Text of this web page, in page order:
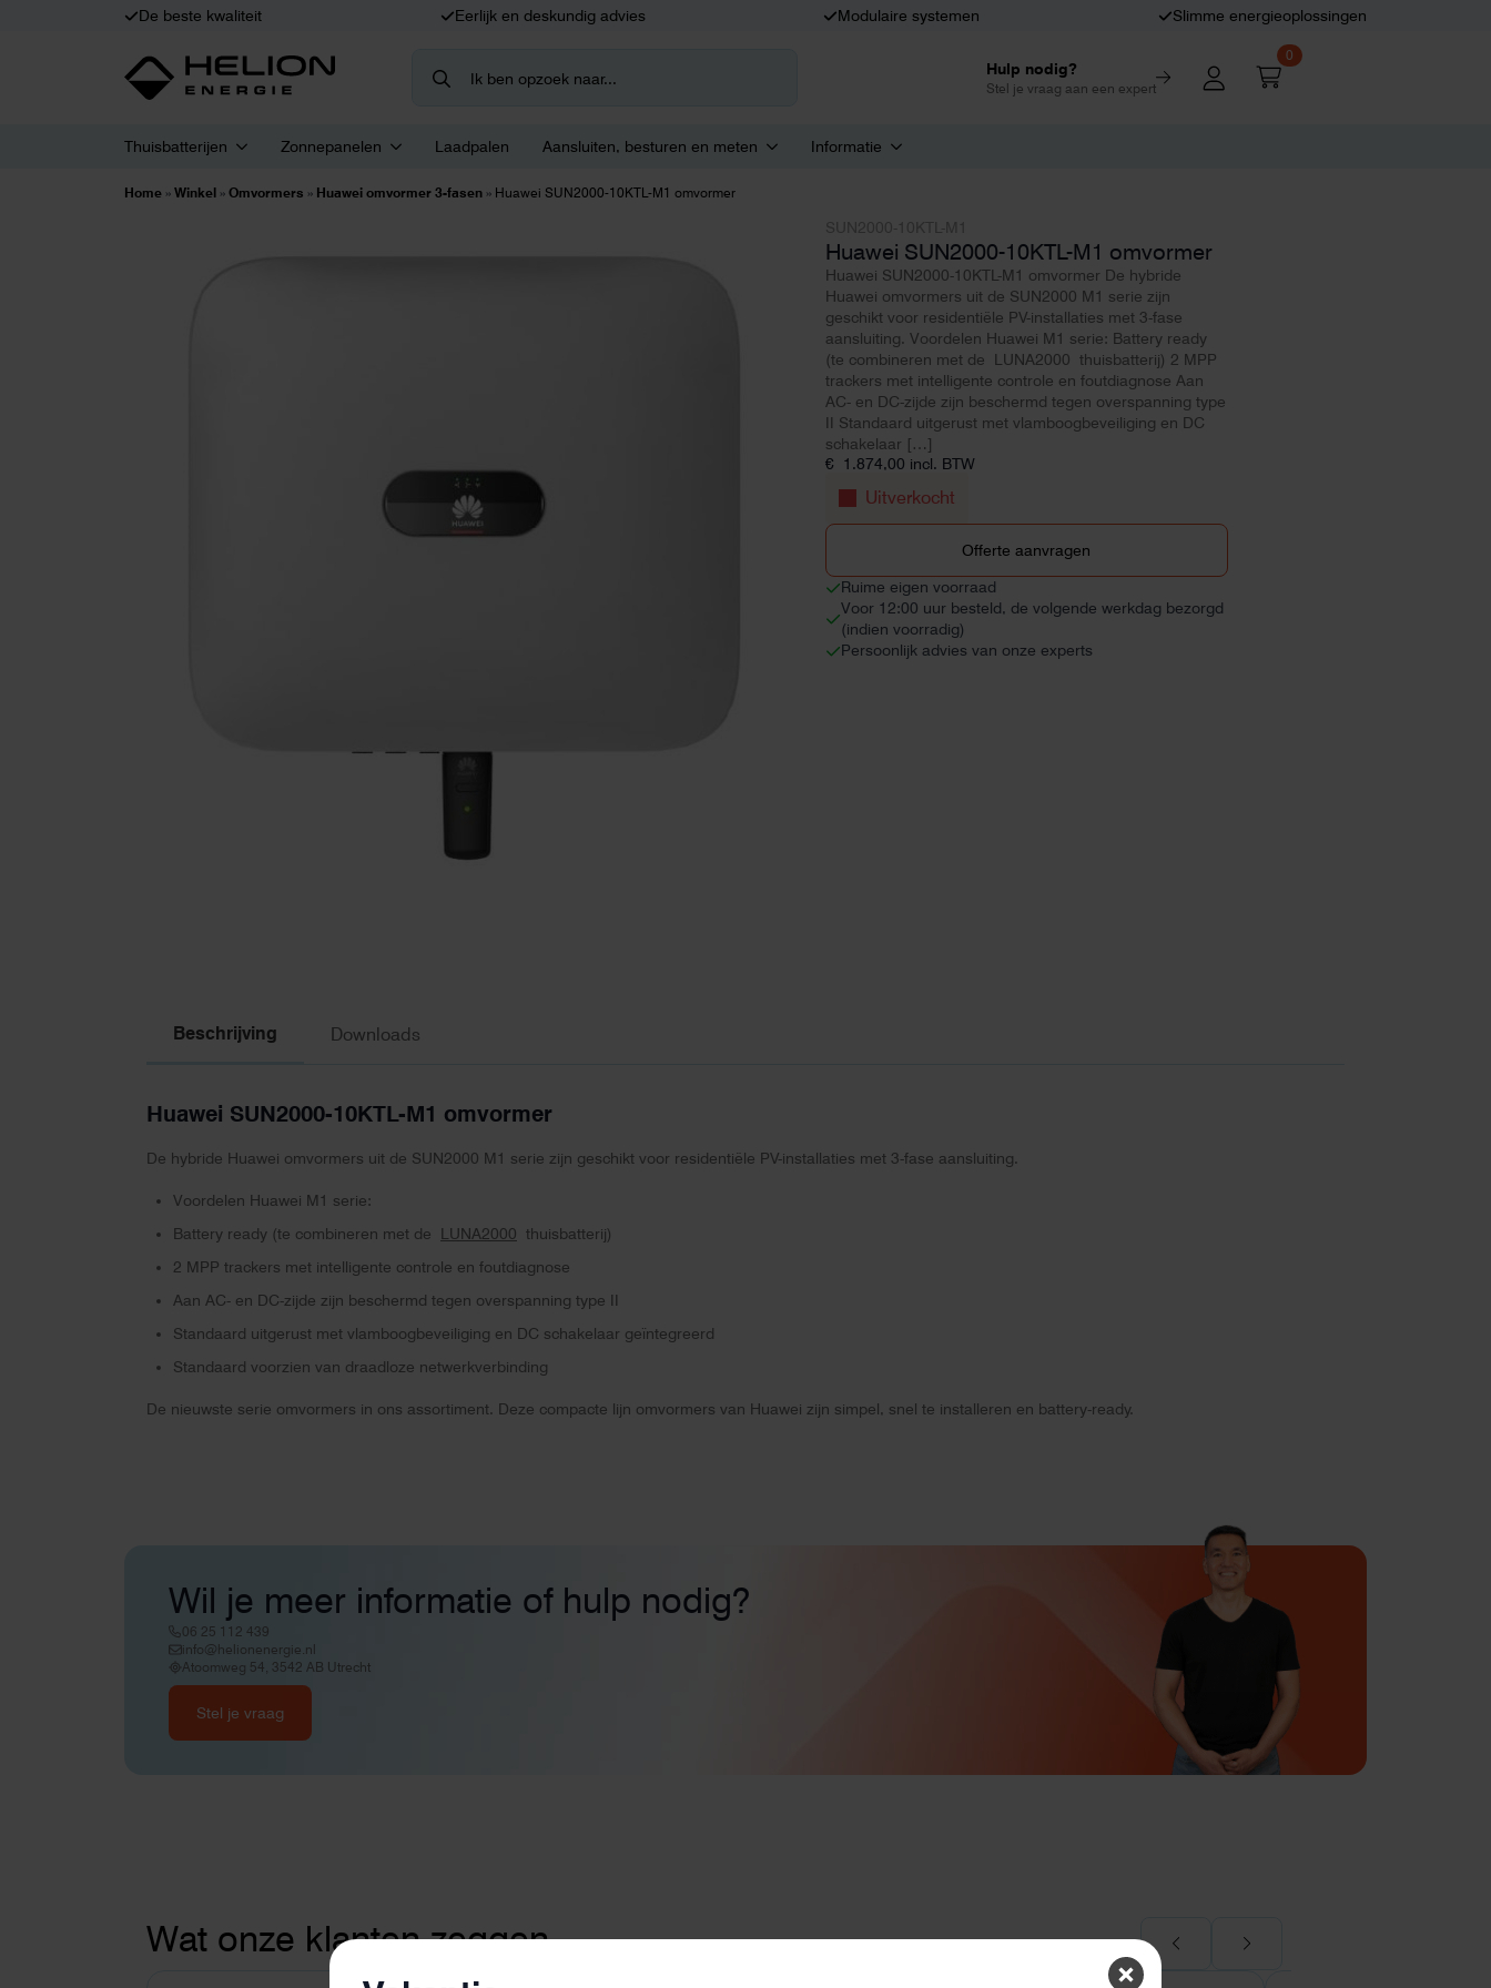
De beste kwaliteit Eerlijk en deskundig advies Modulaire systemen Slimme energieoplossingen
for:
Hulp nodig?
Stel je vraag aan een expert
0
Thuisbatterijen Zonnepanelen Laadpalen Aansluiten, besturen en meten Informatie
Home » Winkel » Omvormers » Huawei omvormer 3-fasen » Huawei SUN2000-10KTL-M1 omvormer
Huawei SUN2000-10KTL-M1 omvormer
Huawei SUN2000-10KTL-M1 omvormer De hybride
Huawei omvormers uit de SUN2000 M1 serie zijn
geschikt voor residentiële PV-installaties met 3-fase
aansluiting. Voordelen Huawei M1 serie: Battery ready
(te combineren met de LUNA2000 thuisbatterij) 2 MPP
trackers met intelligente controle en foutdiagnose Aan
AC- en DC-zijde zijn beschermd tegen overspanning type
II Standaard uitgerust met vlamboogbeveiliging en DC
schakelaar […]
€ 1.874,00 incl. BTW
Uitverkocht
Offerte aanvragen
Ruime eigen voorraad
Voor 12:00 uur besteld, de volgende werkdag bezorgd
(indien voorradig)
Persoonlijk advies van onze experts
Beschrijving Downloads
Huawei SUN2000-10KTL-M1 omvormer
De hybride Huawei omvormers uit de SUN2000 M1 serie zijn geschikt voor residentiële PV-installaties met 3-fase aansluiting.
Voordelen Huawei M1 serie:
Battery ready (te combineren met de LUNA2000 thuisbatterij)
2 MPP trackers met intelligente controle en foutdiagnose
Aan AC- en DC-zijde zijn beschermd tegen overspanning type II
Standaard uitgerust met vlamboogbeveiliging en DC schakelaar geïntegreerd
Standaard voorzien van draadloze netwerkverbinding
De nieuwste serie omvormers in ons assortiment. Deze compacte lijn omvormers van Huawei zijn simpel, snel te installeren en battery-ready.
Wil je meer informatie of hulp nodig?
06 25 112 439
info@helionenergie.nl
Atoomweg 54, 3542 AB Utrecht
Stel je vraag
Wat onze klanten zeggen